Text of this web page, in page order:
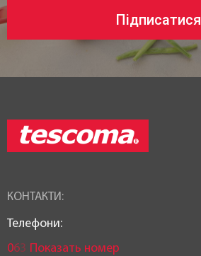
Підписатися
КОНТАКТИ:
Телефони:
063 Показать номер